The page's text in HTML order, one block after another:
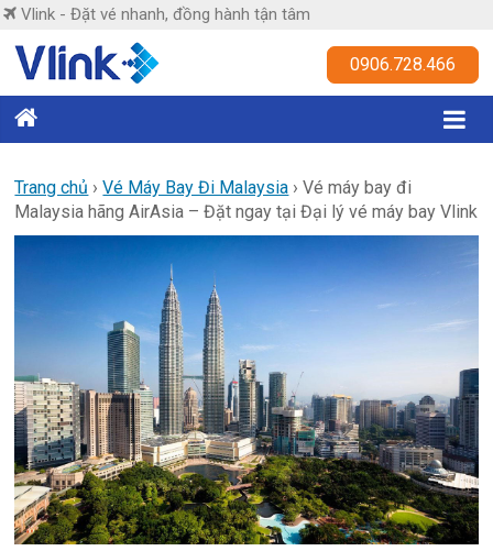
Skip
content
Vlink - Đặt vé nhanh, đồng hành tận tâm
Vlink
nhanh,
đồng
hành
0906.728.466
Trang chủ ›Vé Máy Bay Đi Malaysia ›Vé máy bay đi
Malaysia hãng AirAsia – Đặt ngay tại Đại lý vé máy bay Vlink